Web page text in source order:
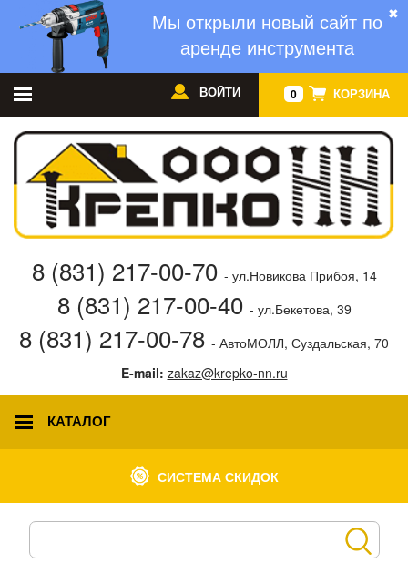
✖
Мы открыли новый сайт по
аренде инструмента
0 КОРЗИНА
ВОЙТИ
8 (831) 217-00-70 - ул.Новикова Прибоя, 14
8 (831) 217-00-40 - ул.Бекетова, 39
8 (831) 217-00-78 - АвтоМОЛЛ, Суздальская, 70
E-mail: zakaz@krepko-nn.ru
КАТАЛОГ
СИСТЕМА СКИДОК